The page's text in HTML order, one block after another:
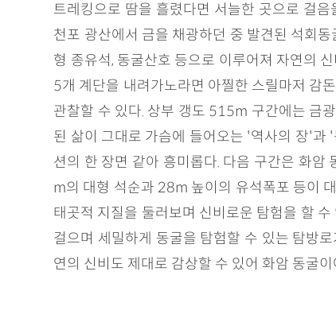
트레킹으로 땀을 흘렸다면 서늘한 곳으로 걸
천포 광산에서 금을 채광하던 중 발견된 석회
형 종유석, 동굴산호 등으로 이루어져 자연의
5개 계단을 내려가노라면 아찔한 스릴마저 감
관찰할 수 있다. 상부 갱도 515m 구간에는 금
된 삶이 그대로 가슴에 들어오는 '역사의 장'과
션의 한 장면 같아 흥미롭다. 다음 구간은 화
m의 대형 석순과 28m 높이의 유석폭포 등이
태곳적 지질을 둘러보며 신비로운 탐험을 할
걸으며 세밀하게 동굴을 탐험할 수 있는 탐방
연의 신비도 제대로 감상할 수 있어 화암 동굴